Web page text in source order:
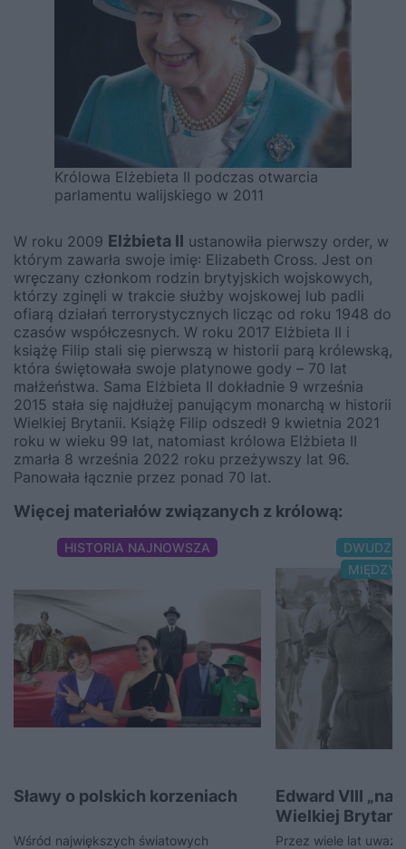
Królowa Elżebieta II podczas otwarcia
parlamentu walijskiego w 2011
W roku 2009 Elżbieta II ustanowiła pierwszy order, w
którym zawarła swoje imię: Elizabeth Cross. Jest on
wręczany członkom rodzin brytyjskich wojskowych,
którzy zginęli w trakcie służby wojskowej lub padli
ofiarą działań terrorystycznych licząc od roku 1948 do
czasów współczesnych. W roku 2017 Elżbieta II i
książę Filip stali się pierwszą w historii parą królewską,
która świętowała swoje platynowe gody – 70 lat
małżeństwa. Sama Elżbieta II dokładnie 9 września
2015 stała się najdłużej panującym monarchą w historii
Wielkiej Brytanii. Książę Filip odszedł 9 kwietnia 2021
roku w wieku 99 lat, natomiast królowa Elżbieta II
zmarła 8 września 2022 roku przeżywszy lat 96.
Panowała łącznie przez ponad 70 lat.
Więcej materiałów związanych z królową:
HISTORIA NAJNOWSZA
Sławy o polskich korzeniach
Wśród największych światowych
Edward VIII
Wielkiej
miłości do
Przez wiele lat